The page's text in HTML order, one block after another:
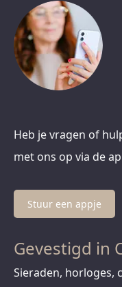
Heb je vragen of
met ons op via de
Stuur een appje
Gevestigd in
Sieraden, horloges,